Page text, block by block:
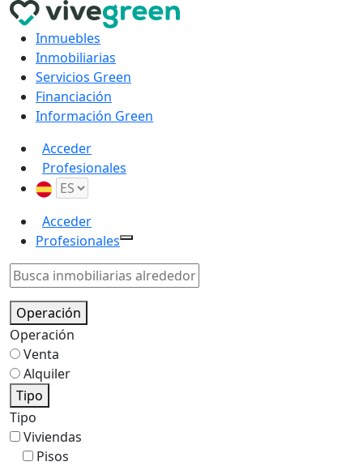
Inmuebles
Inmobiliarias
Servicios Green
Financiación
Información Green
Acceder
Profesionales
Acceder
Profesionales
Operación
Operación
Venta
Alquiler
Tipo
Tipo
Viviendas
Pisos